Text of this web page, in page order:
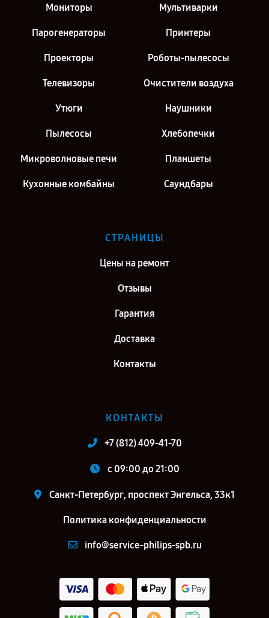
Мониторы Мультиварки
Парогенераторы Принтеры
Проекторы Роботы-пылесосы
Телевизоры Очистители воздуха
Утюги Наушники
Пылесосы Хлебопечки
Микроволновые печи Планшеты
Кухонные комбайны Саундбары
СТРАНИЦЫ
Цены на ремонт
Отзывы
Гарантия
Доставка
Контакты
КОНТАКТЫ
+7 (812) 409-41-70
c 09:00 до 21:00
Санкт-Петербург, проспект Энгельса, 33к1
Политика конфиденциальности
info@service-philips-spb.ru